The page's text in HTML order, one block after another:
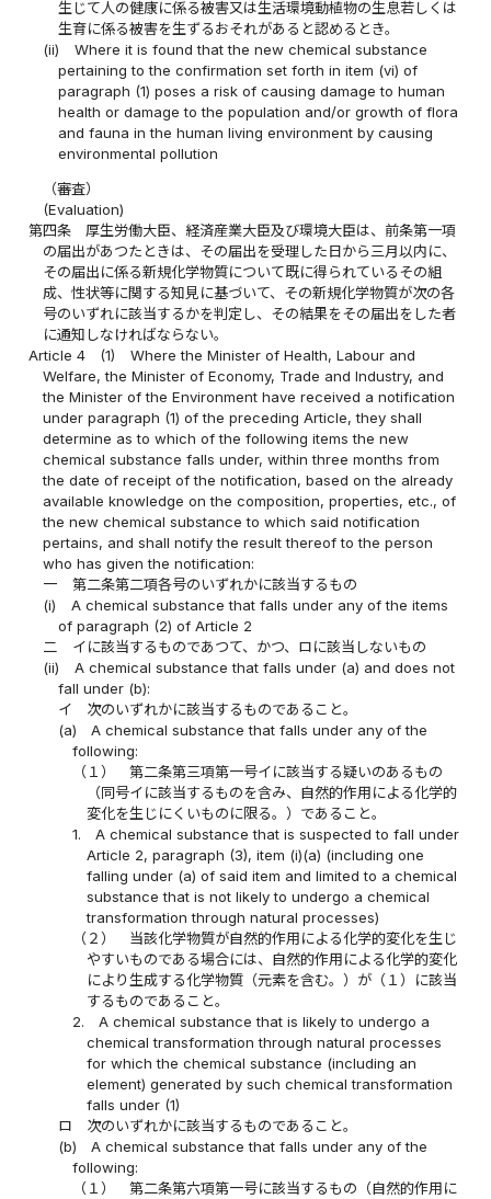
生じて人の健康に係る被害又は生活環境動植物の生息若しくは
生育に係る被害を生ずるおそれがあると認めるとき。
(ii)
Where it is found that the new chemical substance
pertaining to the confirmation set forth in item (vi) of
paragraph (1) poses a risk of causing damage to human
health or damage to the population and/or growth of flora
and fauna in the human living environment by causing
environmental pollution
（審査）
(Evaluation)
第四条
厚生労働大臣、経済産業大臣及び環境大臣は、前条第一項
の届出があつたときは、その届出を受理した日から三月以内に、
その届出に係る新規化学物質について既に得られているその組
成、性状等に関する知見に基づいて、その新規化学物質が次の各
号のいずれに該当するかを判定し、その結果をその届出をした者
に通知しなければならない。
Article 4
(1)
Where the Minister of Health, Labour and
Welfare, the Minister of Economy, Trade and Industry, and
the Minister of the Environment have received a notification
under paragraph (1) of the preceding Article, they shall
determine as to which of the following items the new
chemical substance falls under, within three months from
the date of receipt of the notification, based on the already
available knowledge on the composition, properties, etc., of
the new chemical substance to which said notification
pertains, and shall notify the result thereof to the person
who has given the notification:
一
第二条第二項各号のいずれかに該当するもの
(i)
A chemical substance that falls under any of the items
of paragraph (2) of Article 2
二
イに該当するものであつて、かつ、ロに該当しないもの
(ii)
A chemical substance that falls under (a) and does not
fall under (b):
イ
次のいずれかに該当するものであること。
(a)
A chemical substance that falls under any of the
following:
（１）
第二条第三項第一号イに該当する疑いのあるもの
（同号イに該当するものを含み、自然的作用による化学的
変化を生じにくいものに限る。）であること。
1.
A chemical substance that is suspected to fall under
Article 2, paragraph (3), item (i)(a) (including one
falling under (a) of said item and limited to a chemical
substance that is not likely to undergo a chemical
transformation through natural processes)
（２）
当該化学物質が自然的作用による化学的変化を生じ
やすいものである場合には、自然的作用による化学的変化
により生成する化学物質（元素を含む。）が（１）に該当
するものであること。
2.
A chemical substance that is likely to undergo a
chemical transformation through natural processes
for which the chemical substance (including an
element) generated by such chemical transformation
falls under (1)
ロ
次のいずれかに該当するものであること。
(b)
A chemical substance that falls under any of the
following:
（１）
第二条第六項第一号に該当するもの（自然的作用に